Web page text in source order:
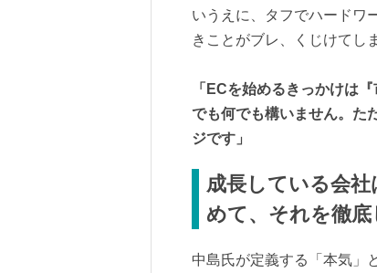
いうえに、タフでハードワ
きことがブレ、くじけてし
「ECを始めるきっかけは
でも何でも構いません。た
ジです」
成長している会
めて、それを徹底
中島氏が定義する「本気」